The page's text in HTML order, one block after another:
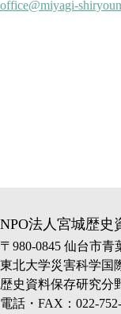
office@miyagi-
NPO法人宮城歴史
〒980-0845 仙台市青
東北大学災害科学国
歴史資料保存研究分
電話・FAX：022-